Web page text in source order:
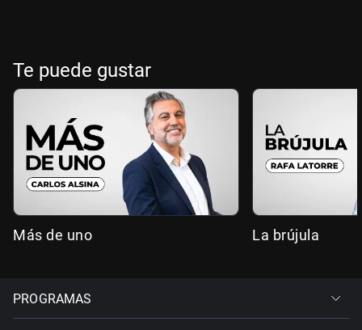
Te puede gustar
Más de uno La brújula
PROGRAMAS